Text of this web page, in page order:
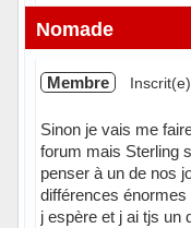
Hors ligne
Nomade
Membre
Sinon je vais me
forum mais Sterling
penser à un de nos
différences énormes
j espère et j ai tjs un